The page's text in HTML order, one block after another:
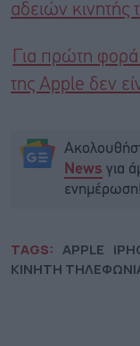
αδειών κινητής
Για πρώτη
της Apple δεν
News για
ενημέρωση!
TAGS: APPLE
ΚΙΝΗΤΗ